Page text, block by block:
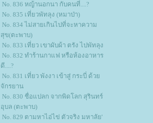
No. 836 หญ้านอกนา กับคนที่่....?
No. 835 เที่ยวพัทลุง (หมาป่า)
No. 834 ไม่สายเกินไปที่จะหาความ
สุข(ตะพาบ)
No. 833 เที่ยว เขาผับผ้า ตรัง ไปพัทลุง
No. 832 ทำร้านกาแฟ หรือห้องอาหาร
ดี....?
No. 831 เที่ยว พังงา เข้าสู่ กระบี่ ด้ว
จักรยาน
No. 830 ชื่อแปลก จากพิดโลก สุรินทร์
อุบล (ตะพาบ)
No. 829 ตามหาไอ่ไข่ ตัวจริง มหาลัย'